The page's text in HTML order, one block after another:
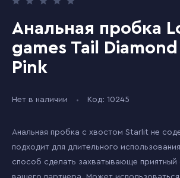
Анальная пробка
games Tail
Pink
Нет в наличии Код: 10245
Анальная пробка с хвостом Starlit не
подходит для длительного
способ сделать захватывающе приятный